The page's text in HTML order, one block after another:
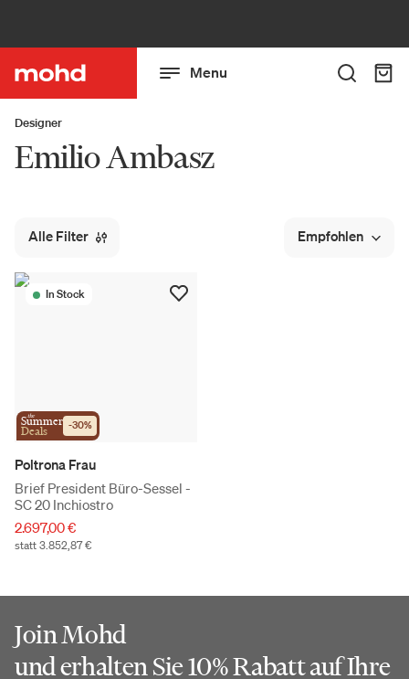
Menu
Designer
Emilio Ambasz
Alle Filter Empfohlen
In Stock
the
Summer
Deals -30%
Poltrona Frau
Brief President Büro-Sessel -
SC 20 Inchiostro
2.697,00 €
statt 3.852,87 €
Join Mohd
und erhalten Sie 10% Rabatt auf Ihre